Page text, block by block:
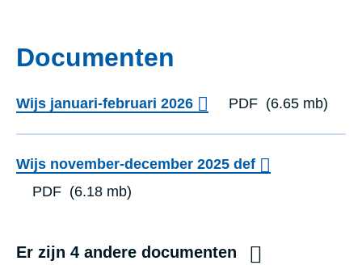
Documenten
Wijs januari-februari 2026 PDF (6.65 mb)
Wijs november-december 2025 def
PDF (6.18 mb)
Er zijn 4 andere documenten